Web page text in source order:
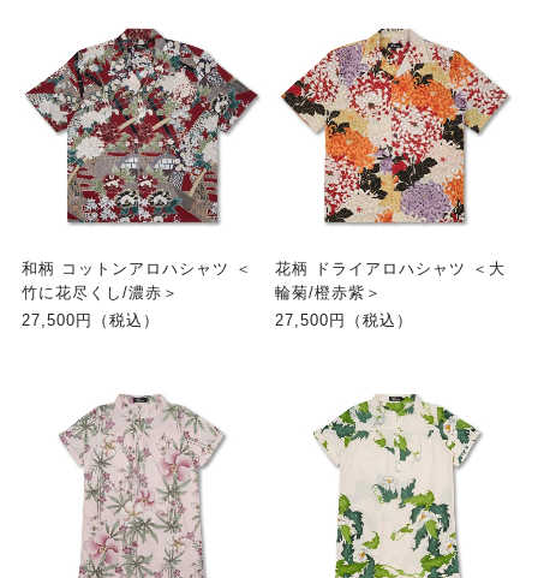
和柄 コットンアロハシャツ ＜
竹に花尽くし/濃赤＞
27,500円（税込）
花柄 ドライアロハシャツ ＜大
輪菊/橙赤紫＞
27,500円（税込）